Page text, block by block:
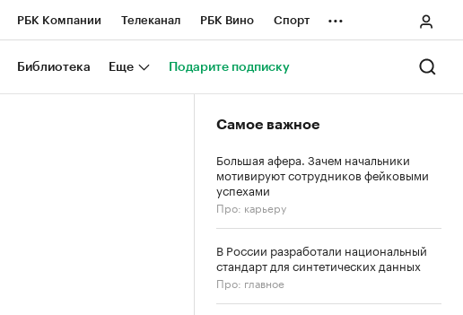
РБК Компании Телеканал РБК Вино Спорт
Национальные проекты Город
...
Библиотека Еще Подарите подписку
Самое важное
Большая афера. Зачем начальники
мотивируют сотрудников фейковыми
успехами
Про: карьеру
В России разработали национальный
стандарт для синтетических данных
Про: главное